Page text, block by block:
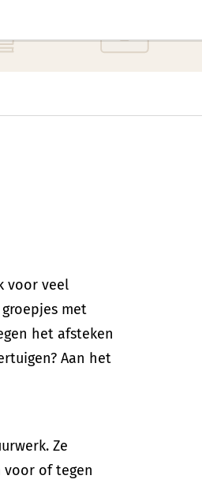
voor veel
met
het afsteken
Aan het
Ze
of tegen